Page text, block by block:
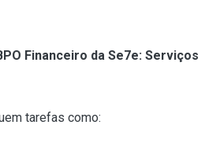
Financeiro da Se7e: Serviços
tarefas como: